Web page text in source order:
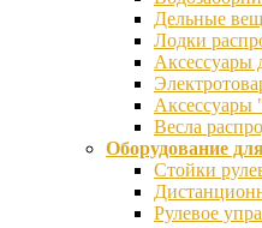
Дельные
Лодки
Аксессуары
Аксессуары
Весла
Оборудование
Стойки
Рулевое